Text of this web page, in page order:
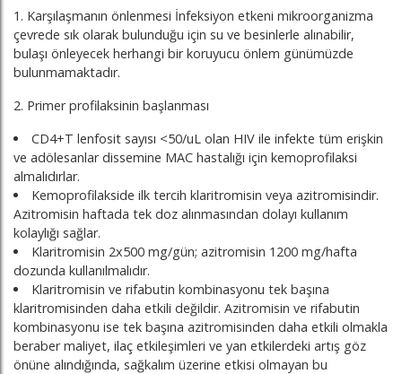
1. Karşılaşmanın önlenmesi İnfeksiyon etkeni mikroorganizma
çevrede sık olarak bulunduğu için su ve besinlerle alınabilir,
bulaşı önleyecek herhangi bir koruyucu önlem günümüzde
bulunmamaktadır.
2. Primer profilaksinin başlanması
CD4+T lenfosit sayısı <50/uL olan HIV ile infekte tüm erişkin
ve adölesanlar dissemine MAC hastalığı için kemoprofilaksi
almalıdırlar.
Kemoprofilakside ilk tercih klaritromisin veya azitromisindir.
Azitromisin haftada tek doz alınmasından dolayı kullanım
kolaylığı sağlar.
Klaritromisin 2x500 mg/gün; azitromisin 1200 mg/hafta
dozunda kullanılmalıdır.
Klaritromisin ve rifabutin kombinasyonu tek başına
klaritromisinden daha etkili değildir. Azitromisin ve rifabutin
kombinasyonu ise tek başına azitromisinden daha etkili olmakla
beraber maliyet, ilaç etkileşimleri ve yan etkilerdeki artış göz
önüne alındığında, sağkalım üzerine etkisi olmayan bu